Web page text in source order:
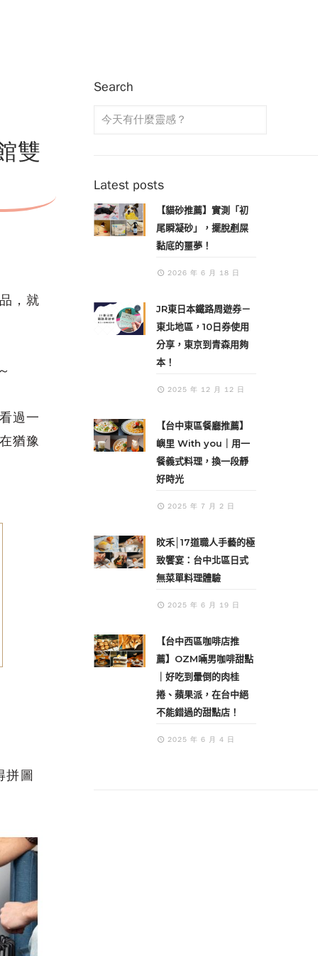
雙
，就
過一
猶豫
拼圖
Search
Latest posts
【貓砂推薦】實測「初
尾瞬凝砂」，擺脫剷屎
黏底的噩夢！
2026 年 6 月 18 日
JR東日本鐵路周遊券－
東北地區，10日券使用
分享，東京到青森用夠
本！
2025 年 12 月 12 日
【台中東區餐廳推薦】
嶼里 With you｜用一
餐義式料理，換一段靜
好時光
2025 年 7 月 2 日
旼禾│17道職人手藝的極
致饗宴：台中北區日式
無菜單料理體驗
2025 年 6 月 19 日
【台中西區咖啡店推
薦】OZM啢男咖啡甜點
｜好吃到暈倒的肉桂
捲、蘋果派，在台中絕
不能錯過的甜點店！
2025 年 6 月 4 日